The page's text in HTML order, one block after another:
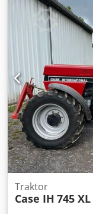
Traktor
Case IH 745 XL